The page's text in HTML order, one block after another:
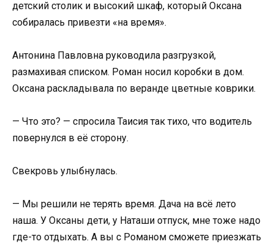
детский столик и высокий шкаф, который Оксана
собиралась привезти «на время».
Антонина Павловна руководила разгрузкой,
размахивая списком. Роман носил коробки в дом.
Оксана раскладывала по веранде цветные коврики.
— Что это? — спросила Таисия так тихо, что водитель
повернулся в её сторону.
Свекровь улыбнулась.
— Мы решили не терять время. Дача на всё лето
наша. У Оксаны дети, у Наташи отпуск, мне тоже надо
где-то отдыхать. А вы с Романом сможете приезжать